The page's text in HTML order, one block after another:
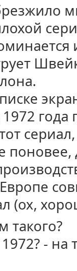
года
(ох,
такого?
- на